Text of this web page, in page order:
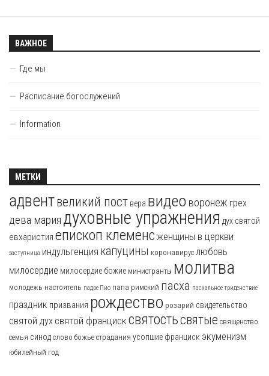
ВАЖНОЕ
Где мы
Расписание богослужений
Information
МЕТКИ
адвентвеликий пост вера видео воронеж грех
дева мария духовные упражнения дух святой
евхаристия епископ клеменс женщины в церкви
заступница индульгенция капуцины коронавирус любовь
милосердие милосердие божие министранты молитва
молодежь настоятель падре Пио папа римский пасха пасхальное триденствие
праздник призвания рождество розарий свидетельство
святой дух святой франциск святостьсвятые священство
семья синод слово божье страдания усопшие франциск экуменизм
юбилейный год